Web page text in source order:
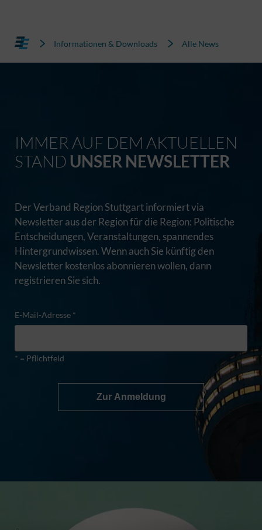
Informationen & Downloads Alle News
IMMER AUF DEM AKTUELLEN
STAND UNSER NEWSLETTER
Der Verband Region Stuttgart informiert via
Newsletter aus der Region für die Region: Politische
Entscheidungen, Veranstaltungen, spannendes
Hintergrundwissen. Wenn auch Sie künftig den
Newsletter kostenlos abonnieren wollen, dann
registrieren Sie sich.
E-Mail-Adresse *
* = Pflichtfeld
Zur Anmeldung